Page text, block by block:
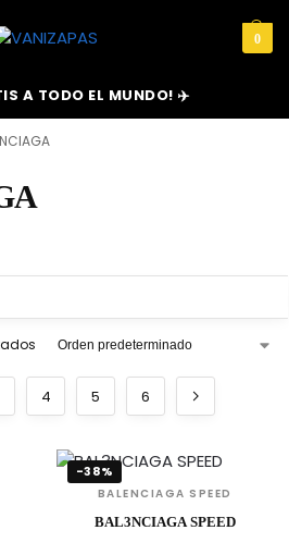
0
A TODO EL MUNDO! ✈️
4 5 6
-38%
BALENCIAGA SPEED
BAL3NCIAGA SPEED